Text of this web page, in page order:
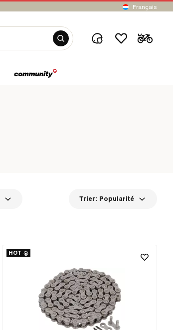
Français
Trier: Popularité
HOT